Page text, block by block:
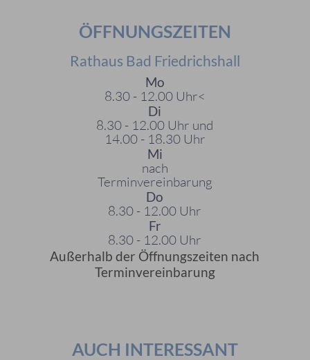
ÖFFNUNGSZEITEN
Rathaus Bad Friedrichshall
Mo
8.30 - 12.00 Uhr<
Di
8.30 - 12.00 Uhr und
14.00 - 18.30 Uhr
Mi
nach
Terminvereinbarung
Do
8.30 - 12.00 Uhr
Fr
8.30 - 12.00 Uhr
Außerhalb der Öffnungszeiten nach
Terminvereinbarung
AUCH INTERESSANT